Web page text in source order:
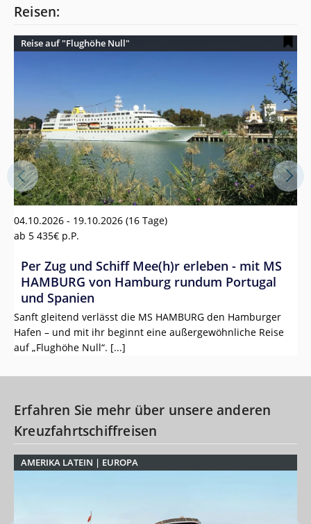
Reisen:
Reise auf "Flughöhe Null"
04.10.2026 - 19.10.2026 (16 Tage)
ab 5 435€ p.P.
Per Zug und Schiff Mee(h)r erleben - mit MS
HAMBURG von Hamburg rundum Portugal
und Spanien
Sanft gleitend verlässt die MS HAMBURG den Hamburger
Hafen – und mit ihr beginnt eine außergewöhnliche Reise
auf „Flughöhe Null“. [...]
Erfahren Sie mehr über unsere anderen
Kreuzfahrtschiffreisen
AMERIKA LATEIN | EUROPA